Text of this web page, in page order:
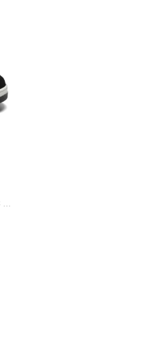
Tênis Casual Via Marte 366-001-03 Femini...